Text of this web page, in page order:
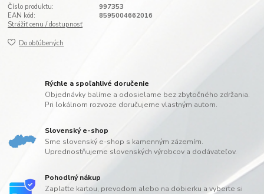
Číslo produktu:
997353
EAN kód:
8595004662016
Strážiť cenu / dostupnosť
Do obľúbených
Rýchle a spoľahlivé doručenie
Objednávky balíme a odosielame bez zbytočného zdržania.
Pri lokálnom rozvoze doručujeme vlastným autom.
Slovenský e-shop
Sme slovenský e-shop s kamenným zázemím.
Uprednostňujeme slovenských výrobcov a dodávateľov.
Pohodlný nákup
Zaplaťte kartou, prevodom alebo na dobierku a vyberte si